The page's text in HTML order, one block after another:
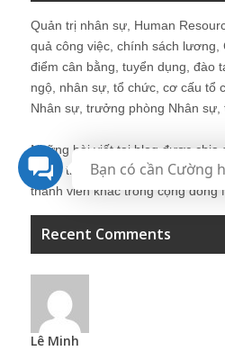
Quản trị nhân sự, Human
quả công việc, chính sách lương,
điểm cân bằng, tuyển dụng, đào
ngộ, nhân sự, tổ chức, cơ cấu tổ
Nhân sự, trưởng phòng Nhân sự,
Những bài viết tại blog được chia
Quản trị Nhân sự Nguyễn Hùng
thành viên khác trong cộng đồng
Recent Comments
Lê Minh
Bạn có cần Cường